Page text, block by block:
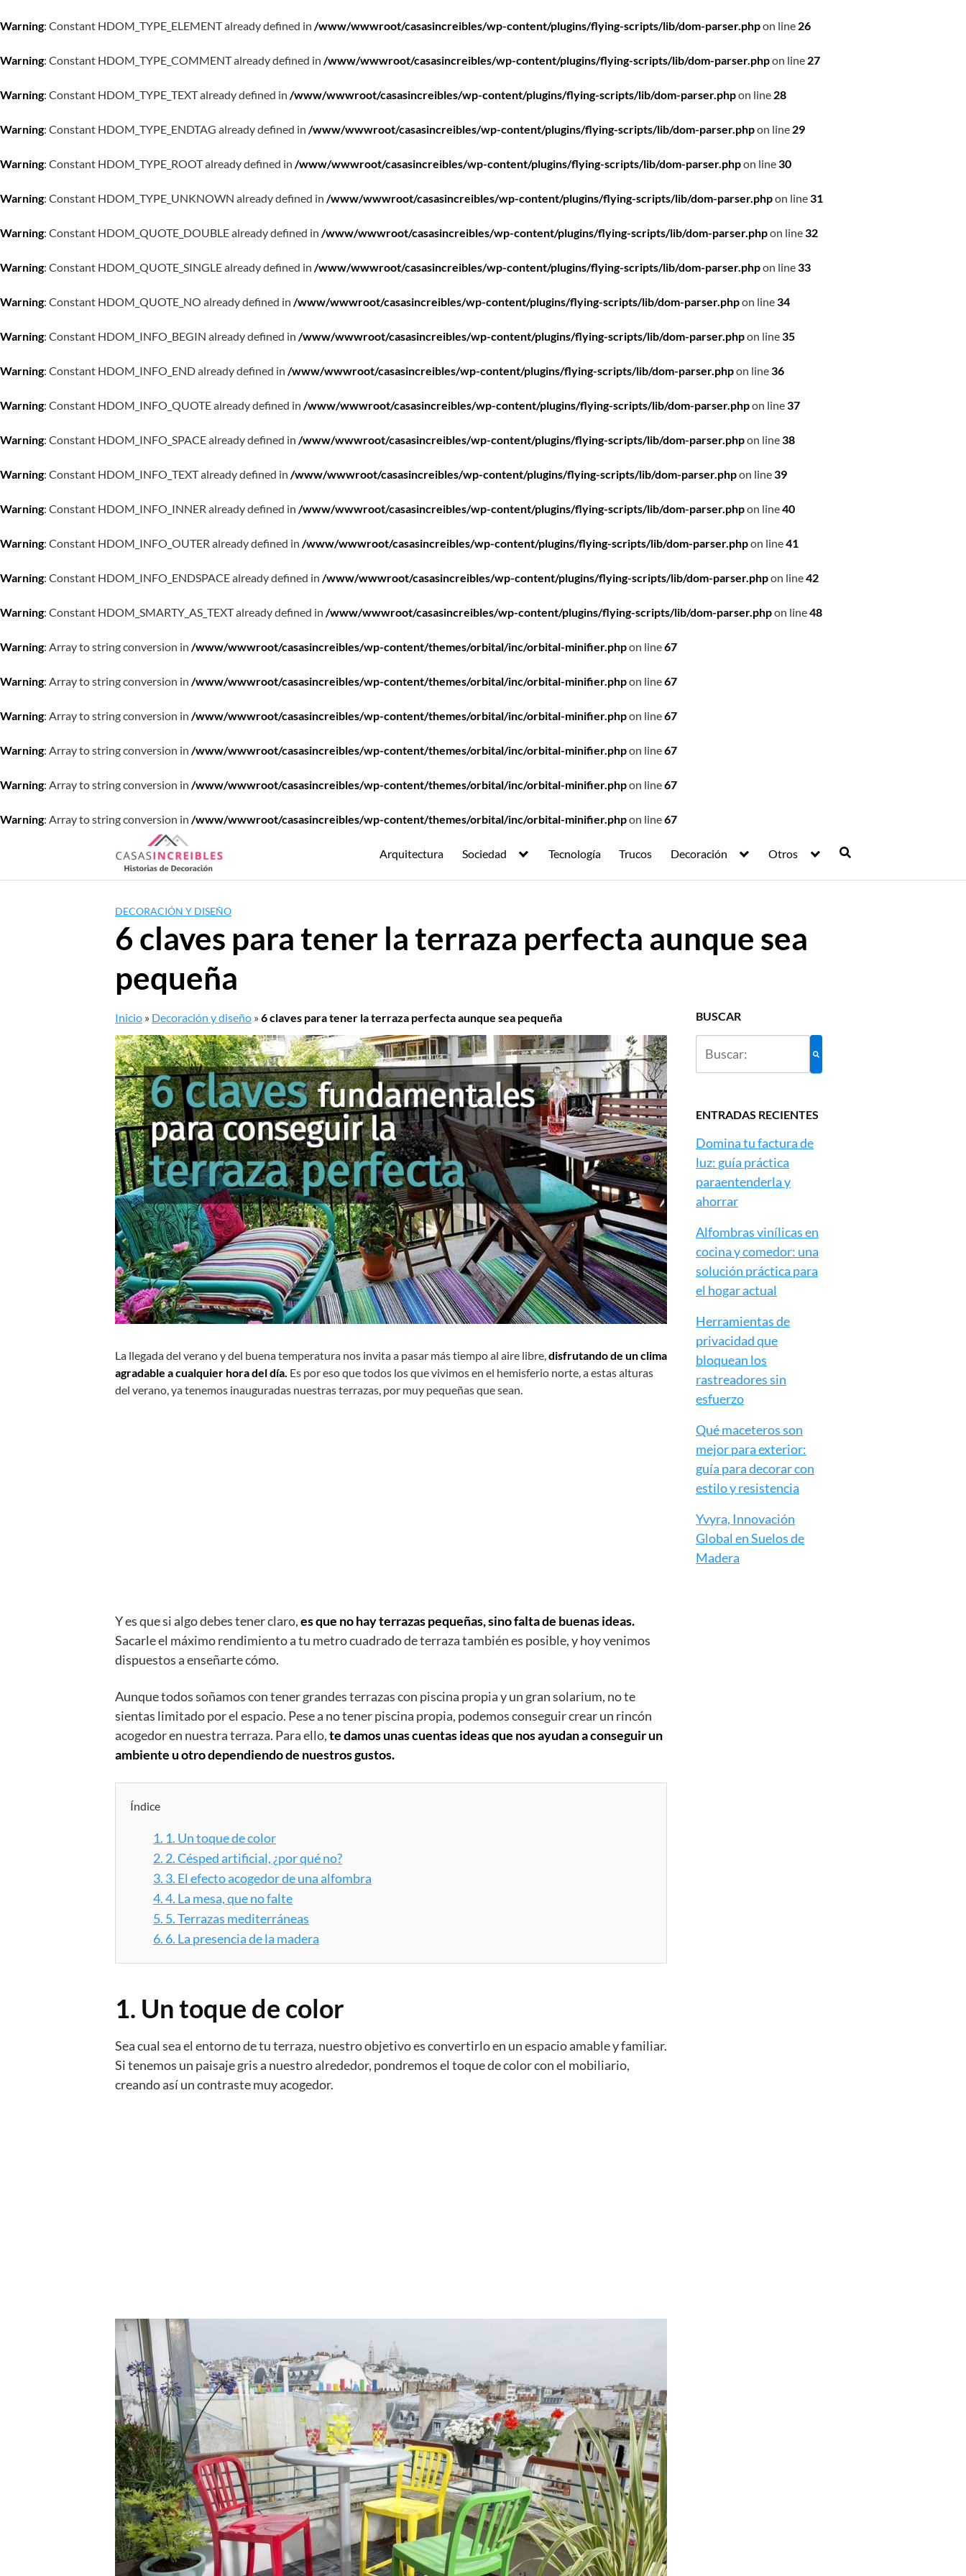
Warning: Constant HDOM_TYPE_ELEMENT already defined in /www/wwwroot/casasincreibles/wp-content/plugins/flying-scripts/lib/dom-parser.phpon line 26
Warning: Constant HDOM_TYPE_COMMENT already defined in /www/wwwroot/casasincreibles/wp-content/plugins/flying-scripts/lib/dom-parser.phpon line 27
Warning: Constant HDOM_TYPE_TEXT already defined in /www/wwwroot/casasincreibles/wp-content/plugins/flying-scripts/lib/dom-parser.phpon line 28
Warning: Constant HDOM_TYPE_ENDTAG already defined in /www/wwwroot/casasincreibles/wp-content/plugins/flying-scripts/lib/dom-parser.phpon line 29
Warning: Constant HDOM_TYPE_ROOT already defined in /www/wwwroot/casasincreibles/wp-content/plugins/flying-scripts/lib/dom-parser.phpon line30
Warning: Constant HDOM_TYPE_UNKNOWN already defined in /www/wwwroot/casasincreibles/wp-content/plugins/flying-scripts/lib/dom-parser.phpon line31
Warning: Constant HDOM_QUOTE_DOUBLE already defined in /www/wwwroot/casasincreibles/wp-content/plugins/flying-scripts/lib/dom-parser.phpon line32
Warning: Constant HDOM_QUOTE_SINGLE already defined in /www/wwwroot/casasincreibles/wp-content/plugins/flying-scripts/lib/dom-parser.phpon line33
Warning: Constant HDOM_QUOTE_NO already defined in /www/wwwroot/casasincreibles/wp-content/plugins/flying-scripts/lib/dom-parser.phpon line34
Warning: Constant HDOM_INFO_BEGIN already defined in /www/wwwroot/casasincreibles/wp-content/plugins/flying-scripts/lib/dom-parser.phpon line35
Warning: Constant HDOM_INFO_END already defined in /www/wwwroot/casasincreibles/wp-content/plugins/flying-scripts/lib/dom-parser.phpon line36
Warning: Constant HDOM_INFO_QUOTE already defined in /www/wwwroot/casasincreibles/wp-content/plugins/flying-scripts/lib/dom-parser.phpon line37
Warning: Constant HDOM_INFO_SPACE already defined in /www/wwwroot/casasincreibles/wp-content/plugins/flying-scripts/lib/dom-parser.phpon line38
Warning: Constant HDOM_INFO_TEXT already defined in /www/wwwroot/casasincreibles/wp-content/plugins/flying-scripts/lib/dom-parser.phpon line39
Warning: Constant HDOM_INFO_INNER already defined in /www/wwwroot/casasincreibles/wp-content/plugins/flying-scripts/lib/dom-parser.phpon line40
Warning: Constant HDOM_INFO_OUTER already defined in /www/wwwroot/casasincreibles/wp-content/plugins/flying-scripts/lib/dom-parser.phpon line41
Warning: Constant HDOM_INFO_ENDSPACE already defined in /www/wwwroot/casasincreibles/wp-content/plugins/flying-scripts/lib/dom-parser.phpon line42
Warning: Constant HDOM_SMARTY_AS_TEXT already defined in /www/wwwroot/casasincreibles/wp-content/plugins/flying-scripts/lib/dom-parser.phpon line48
Warning: Array to string conversion in /www/wwwroot/casasincreibles/wp-content/themes/orbital/inc/orbital-minifier.phpon line67
Warning: Array to string conversion in /www/wwwroot/casasincreibles/wp-content/themes/orbital/inc/orbital-minifier.phpon line67
Warning: Array to string conversion in /www/wwwroot/casasincreibles/wp-content/themes/orbital/inc/orbital-minifier.phpon line67
Warning: Array to string conversion in /www/wwwroot/casasincreibles/wp-content/themes/orbital/inc/orbital-minifier.phpon line67
Warning: Array to string conversion in /www/wwwroot/casasincreibles/wp-content/themes/orbital/inc/orbital-minifier.phpon line67
Warning: Array to string conversion in /www/wwwroot/casasincreibles/wp-content/themes/orbital/inc/orbital-minifier.phpon line67
Arquitectura Sociedad Tecnología Trucos Decoración Otros
DECORACIÓN Y DISEÑO
6 claves para tener la terraza perfecta aunque sea
pequeña
Inicio » Decoración y diseño »6 claves para tener la terraza perfecta aunque sea pequeña
La llegada del verano y del buena temperatura nos invita a pasar más tiempo al aire libre, disfrutando de un clima
agradable a cualquier hora del día. Es por eso que todos los que vivimos en el hemisferio norte, a estas alturas
del verano, ya tenemos inauguradas nuestras terrazas, por muy pequeñas que sean.
Y es que si algo debes tener claro,es que no hay terrazas pequeñas, sino falta de buenas ideas.
Sacarle el máximo rendimiento a tu metro cuadrado de terraza también es posible, y hoy venimos
dispuestos a enseñarte cómo.
Aunque todos soñamos con tener grandes terrazas con piscina propia y un gran solarium, no te
sientas limitado por el espacio. Pese a no tener piscina propia, podemos conseguir crear un rincón
acogedor en nuestra terraza. Para ello,te damos unas cuentas ideas que nos ayudan a conseguir un
ambiente u otro dependiendo de nuestros gustos.
Índice
1. 1. Un toque de color
2. 2. Césped artificial, ¿por qué no?
3. 3. El efecto acogedor de una alfombra
4.4. La mesa, que no falte
5. 5. Terrazas mediterráneas
6. 6. La presencia de la madera
1. Un toque de color
Sea cual sea el entorno de tu terraza, nuestro objetivo es convertirlo en un espacio amable y familiar.
Si tenemos un paisaje gris a nuestro alrededor, pondremos el toque de color con el mobiliario,
creando así un contraste muy acogedor.
BUSCAR
ENTRADAS RECIENTES
Domina tu factura de
luz: guía práctica
paraentenderla y
ahorrar
Alfombras vinílicas en
cocina y comedor: una
solución práctica para
el hogar actual
Herramientas de
privacidad que
bloquean los
rastreadores sin
esfuerzo
Qué maceteros son
mejor para exterior:
guía para decorar con
estilo y resistencia
Yvyra, Innovación
Global en Suelos de
Madera